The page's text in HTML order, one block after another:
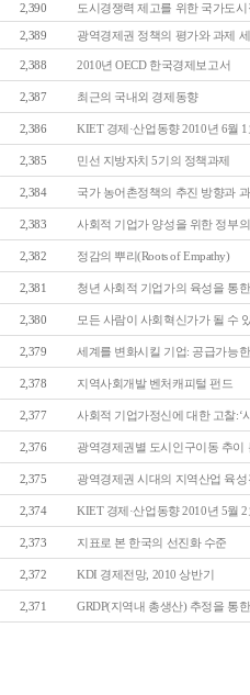
2,390 도시경쟁력 제고를 위한 국가도시
2,389 광역경제권 정책의 평가와 과제 세
2,388 2010년 OECD 한국경제보고서
2,387 최근의 국내외 경제동향
2,386 KIET 경제·산업동향 2010년 6월 1
2,385 민선 지방자치 5기의 정책과제
2,384 국가 농어촌정책의 추진 방향과 과
2,383 사회적 기업가 양성을 위한 정부의
2,382 정감의 뿌리(Roots of Empathy)
2,381 청년 사회적 기업가의 육성을 통
2,380 모든 사람이 사회혁신가가 될 수 있
2,379 세계를 변화시킬 기업: 공급가능한
2,378 지역사회개발 벤처캐피털 펀드
2,377 사회적 기업가정신에 대한 고찰:‘
2,376 광역경제권별 도시인구이동 추이
2,375 광역경제권 시대의 지역산업 육성
2,374 KIET 경제·산업동향 2010년 5월 2
2,373 지표로 본 한국의 선진화 수준
2,372 KDI 경제전망, 2010 상반기
2,371 GRDP(지역내 총생산) 추정을 통